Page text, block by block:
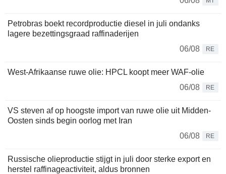
Petrobras boekt recordproductie diesel in juli ondanks
lagere bezettingsgraad raffinaderijen
06/08
RE
West-Afrikaanse ruwe olie: HPCL koopt meer WAF-olie
06/08
RE
VS steven af op hoogste import van ruwe olie uit Midden-
Oosten sinds begin oorlog met Iran
06/08
RE
Russische olieproductie stijgt in juli door sterke export en
herstel raffinageactiviteit, aldus bronnen